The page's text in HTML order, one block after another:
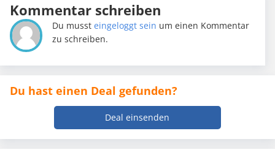
Kommentar schreiben
Du mussteingeloggt sein um einen Kommentar
zu schreiben.
Du hast einen Deal gefunden?
Deal einsenden